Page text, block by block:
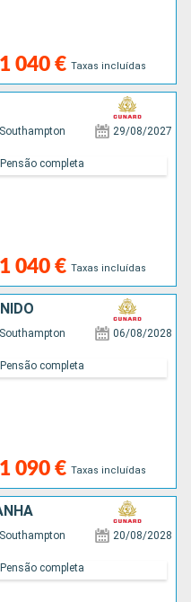
1 040 € Taxas incluídas
Southampton 29/08/2027
1 040 € Taxas incluídas
Pensão completa
Southampton 06/08/2028
1 090 € Taxas incluídas
Pensão completa
Southampton 20/08/2028
Pensão completa